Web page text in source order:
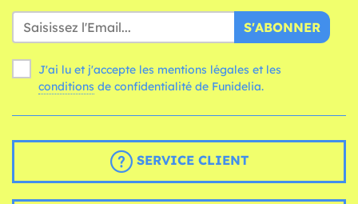
S'ABONNER
J'ai lu et j'accepte les mentions légales et les
conditions de confidentialité de Funidelia.
SERVICE CLIENT